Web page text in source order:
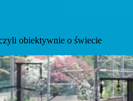
obiektywnie o świecie